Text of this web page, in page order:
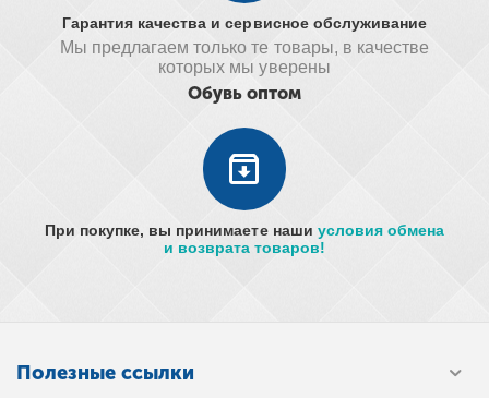
Гарантия качества и сервисное обслуживание
Мы предлагаем только те товары, в качестве
которых мы уверены
Обувь оптом
При покупке, вы принимаете наши условия обмена
и возврата товаров!
Полезные ссылки